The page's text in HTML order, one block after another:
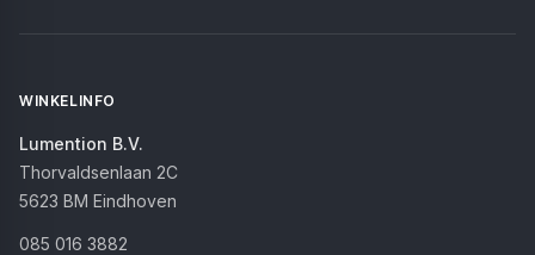
WINKELINFO
Lumention B.V.
Thorvaldsenlaan 2C
5623 BM Eindhoven
085 016 3882